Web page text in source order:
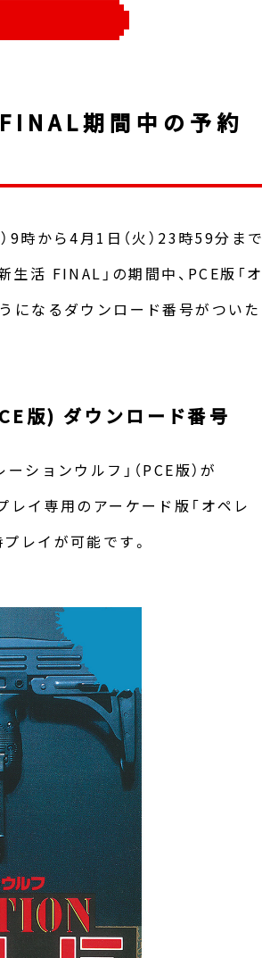
期間中の予約
時から4月1日（火）23時59分まで
活 FINAL」の期間中、PCE版「オ
なるダウンロード番号がついた
版) ダウンロード番号
ションウルフ」（PCE版）が
イ専用のアーケード版「オペレ
レイが可能です。